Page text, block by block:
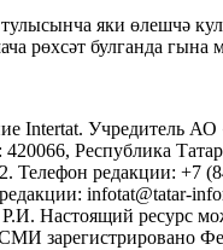
яки өлешчә
рөхсәт булганда гына
Intertat. Учредитель
Республика
Телефон редакции: +7
infotat@tatar-
Р.И. Настоящий ресурс
зарегистрировано